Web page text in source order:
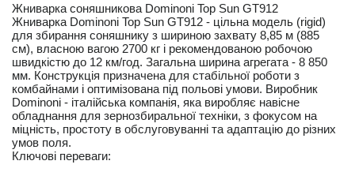
Жниварка соняшникова Dominoni Top Sun GT912
Жниварка Dominoni Top Sun GT912 - цільна модель (rigid)
для збирання соняшнику з шириною захвату 8,85 м (885
см), власною вагою 2700 кг і рекомендованою робочою
швидкістю до 12 км/год. Загальна ширина агрегата - 8 850
мм. Конструкція призначена для стабільної роботи з
комбайнами і оптимізована під польові умови. Виробник
Dominoni - італійська компанія, яка виробляє навісне
обладнання для зернозбиральної техніки, з фокусом на
міцність, простоту в обслуговуванні та адаптацію до різних
умов поля.
Ключові переваги: